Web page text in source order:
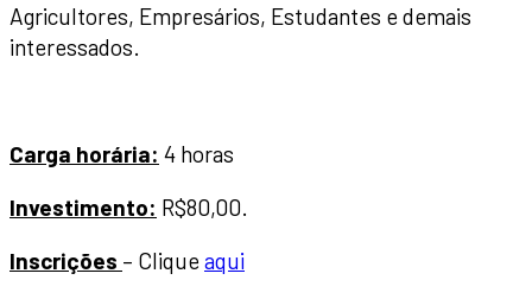
Agricultores, Empresários, Estudantes e demais
interessados.
Carga horária: 4 horas
Investimento: R$80,00.
Inscrições – Clique aqui